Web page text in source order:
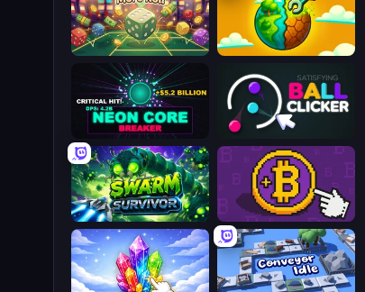
Land Explorers: Merge & Build
Just One More Roll
Satisfying Ball Clicker
Neon Core Breaker
Money Maker
Swarm Survivor